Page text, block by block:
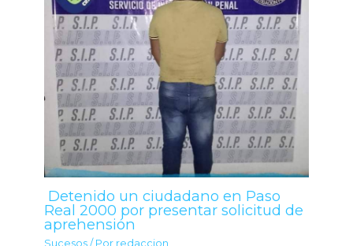
Detenido un ciudadano en Paso
Real 2000 por presentar solicitud de
aprehensión
Sucesos / Por redaccion